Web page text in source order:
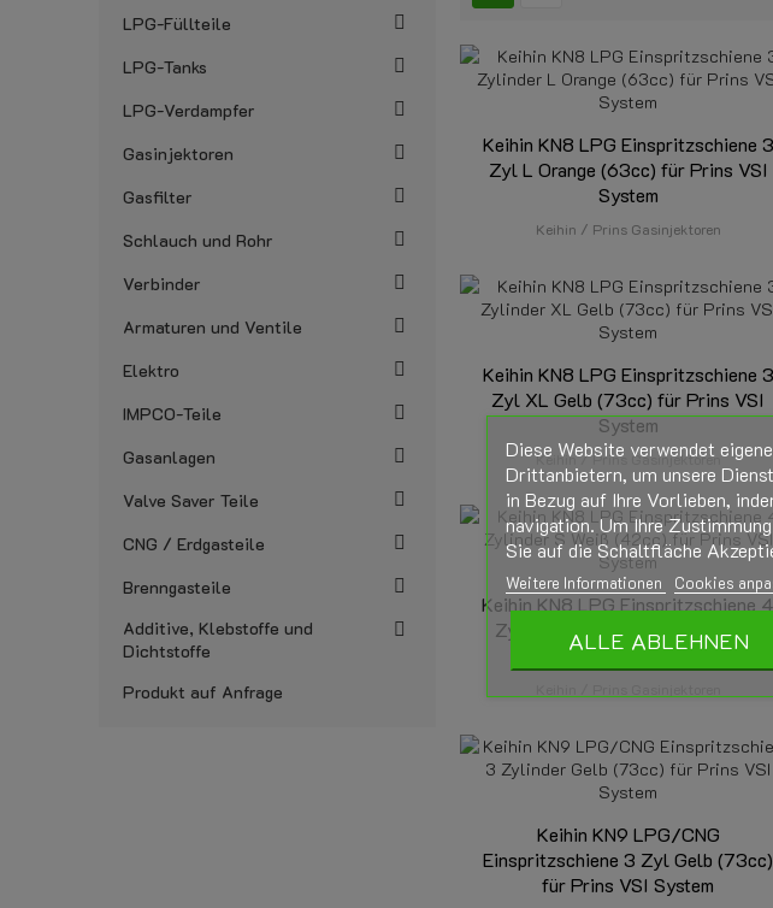
LPG-Füllteile
LPG-Tanks
LPG-Verdampfer
Gasinjektoren
Gasfilter
Schlauch und Rohr
Verbinder
Armaturen und Ventile
Elektro
IMPCO-Teile
Gasanlagen
Valve Saver Teile
CNG / Erdgasteile
Brenngasteile
Additive, Klebstoffe und
Dichtstoffe
Produkt auf Anfrage
Keihin KN8 LPG Einspritzschiene 3
Zyl L Orange (63cc) für Prins VSI
System
Keihin / Prins Gasinjektoren
Keihin KN8 LPG Einspritzschiene 3
Zyl XL Gelb (73cc) für Prins VSI
System
Keihin / Prins Gasinjektoren
Keihin KN8 LPG Einspritzschiene 4
Zyl S Weiß (42cc) für Prins VSI
System
Keihin KN9 LPG/CNG
Einspritzschiene 3 Zyl Gelb (73cc)
für Prins VSI System
Diese Website verwendet
Drittanbietern, um unsere
in Bezug auf Ihre Vorlieben,
navigation. Um Ihre
Sie auf die Schaltfläche
Weitere Informationen Cookies
ALLE ABLEHNEN